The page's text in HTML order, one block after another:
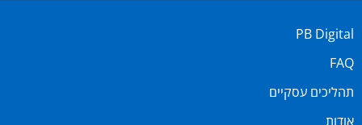
PB Digital
FAQ
תהליכים עסקיים
אודות